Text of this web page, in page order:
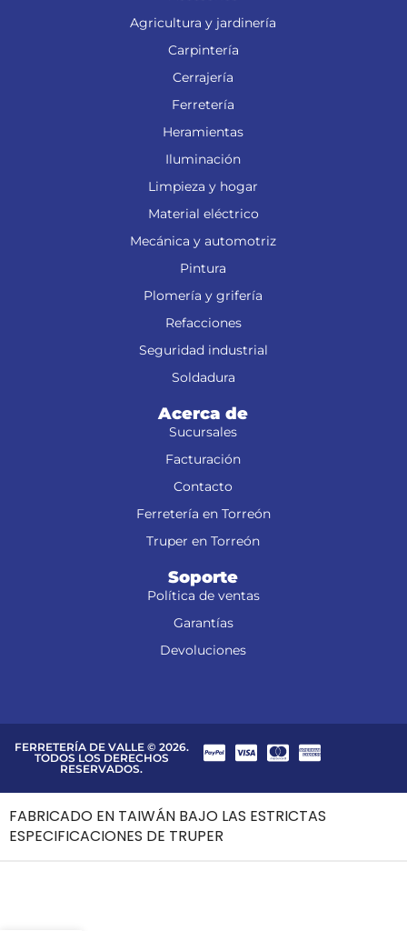
Agricultura y jardinería
Carpintería
Cerrajería
Ferretería
Heramientas
Iluminación
Limpieza y hogar
Material eléctrico
Mecánica y automotriz
Pintura
Plomería y grifería
Refacciones
Seguridad industrial
Soldadura
Acerca de
Sucursales
Facturación
Contacto
Ferretería en Torreón
Truper en Torreón
Soporte
Política de ventas
Garantías
Devoluciones
FERRETERÍA DE VALLE © 2026.
TODOS LOS DERECHOS
RESERVADOS.
FABRICADO EN TAIWÁN BAJO LAS ESTRICTAS
ESPECIFICACIONES DE TRUPER